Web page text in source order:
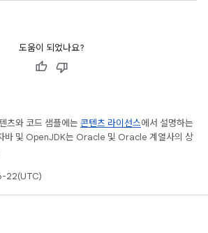
도움이 되었나요?
츠와 코드 샘플에는 콘텐츠 라이선스에서 설명하는
바 및 OpenJDK는 Oracle 및 Oracle 계열사의 상
22(UTC)